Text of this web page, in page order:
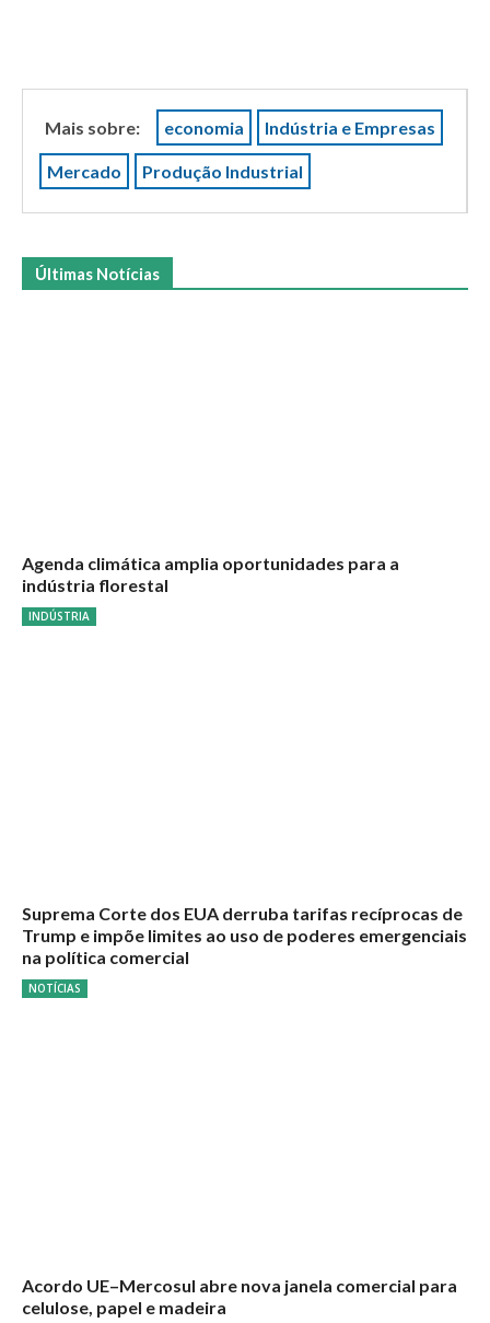
Mais sobre: economia Indústria e Empresas
Mercado Produção Industrial
Últimas Notícias
Agenda climática amplia oportunidades para a
indústria florestal
INDÚSTRIA
Suprema Corte dos EUA derruba tarifas recíprocas de
Trump e impõe limites ao uso de poderes emergenciais
na política comercial
NOTÍCIAS
Acordo UE–Mercosul abre nova janela comercial para
celulose, papel e madeira